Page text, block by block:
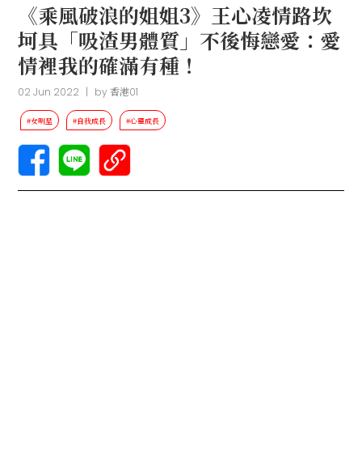
《乘風破浪的姐姐3》王心凌情路坎
坷具「吸渣男體質」不後悔戀愛：愛
情裡我的確滿有種！
02 Jun 2022 | by香港01
#女明星 #自我成長 #心靈成長